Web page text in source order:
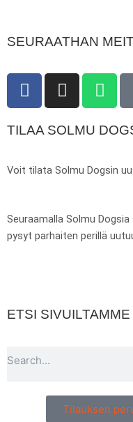
SEURAATHAN
F
a
e
o
I
n
t
g
m
W
h
t
a
TILAA SOLMU
Voit tilata Solmu Dogsin
Seuraamalla Solmu
pysyt parhaiten perillä
ETSI SIVUILTAMME
Tilauksen